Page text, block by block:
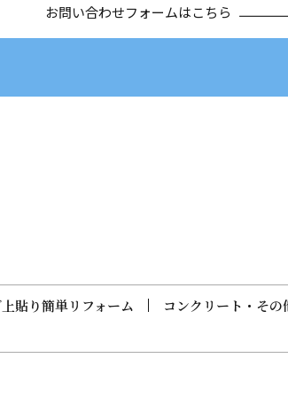
お問い合わせフォームはこちら
貼り簡単リフォーム
コンクリート・その